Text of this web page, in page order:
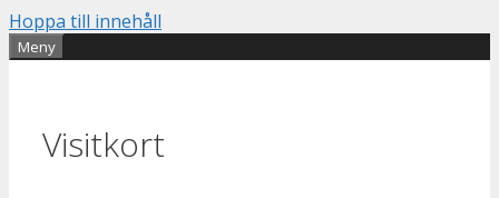
Hoppa till innehåll
Meny
Visitkort